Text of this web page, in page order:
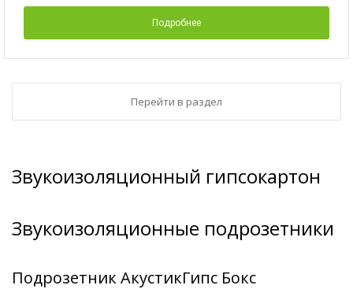
Подробнее
Перейти в раздел
Звукоизоляционный гипсокартон
Звукоизоляционные подрозетники
Подрозетник АкустикГипс Бокс